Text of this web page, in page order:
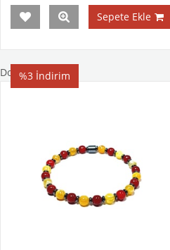
Sepete Ekle
Doğaltaş Bileklik
%3 İndirim